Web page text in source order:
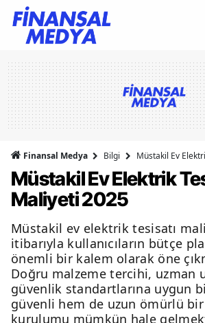
Finansal Medya Bilgi Müstakil Ev
Müstakil Ev Elektrik
Maliyeti 2025
Müstakil ev elektrik tesisatı
itibarıyla kullanıcıların bütçe
önemli bir kalem olarak öne
Doğru malzeme tercihi, uzman
güvenlik standartlarına uygun
güvenli hem de uzun ömürlü
kurulumu mümkün hale